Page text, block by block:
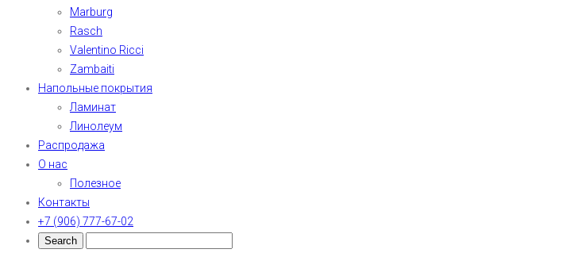
Marburg
Rasch
Valentino Ricci
Zambaiti
Напольные покрытия
Ламинат
Линолеум
Распродажа
О нас
Полезное
Контакты
+7 (906) 777-67-02